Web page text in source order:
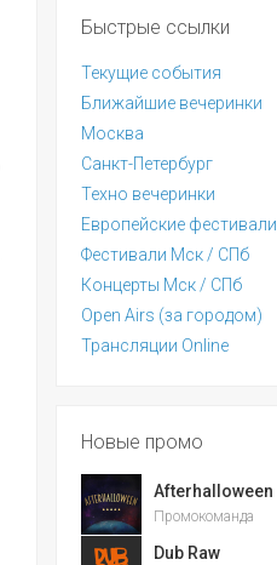
Быстрые ссылки
Текущие события
Ближайшие вечеринки
Москва
Санкт-Петербург
Техно вечеринки
Европейские фестивали
Фестивали Мск / СПб
Концерты Мск / СПб
Open Airs (за городом)
Трансляции Online
Новые промо
Afterhalloween
Промокоманда
Dub Raw